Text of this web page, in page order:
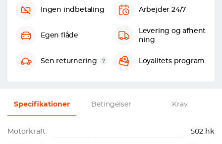
Ingen indbetaling Arbejder 24/7
Egen flåde
Levering og afhent
ning
Sen returnering Loyalitets program
Specifikationer Betingelser Krav
Motorkraft 502 hk